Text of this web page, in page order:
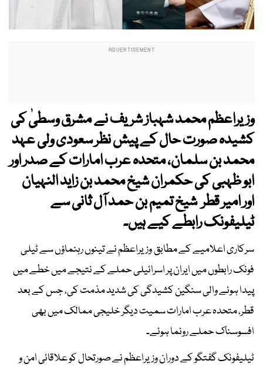
وزیراعظم محمد شہباز شریف نے مشرق وسطیٰ کی
کشیدہ صورت حال کے پیش نظر سعودی ولی عہد
محمد بن سلمان، متحدہ عرب امارات کے صدر اور
ابو ظہبی کی حکمران شیخ محمد بن زاید النہیان
اور امیر قطر شیخ تمیم بن حمد آل ثانی سے
ٹیلیفونک رابطے کیے ہیں۔
سرکاری اعلامیے کے مطابق وزیراعظم نے تینوں رہنماؤں سے ٹیلی
فونک رابطوں میں ایران پر اسرائیلی حملے کے نتیجے میں خطے میں
پیدا ہونے والی سنگین کشیدگی کی شدید مذمت کی، جس کے بعد
قطر، متحدہ عرب امارات سمیت دیگر خلیجی ممالک میں بھی
افسوسناک حملے رونما ہوئے۔
ٹیلیفونک گفتگو کے دوران وزیراعظم نے صورتحال کو علاقائی امن و